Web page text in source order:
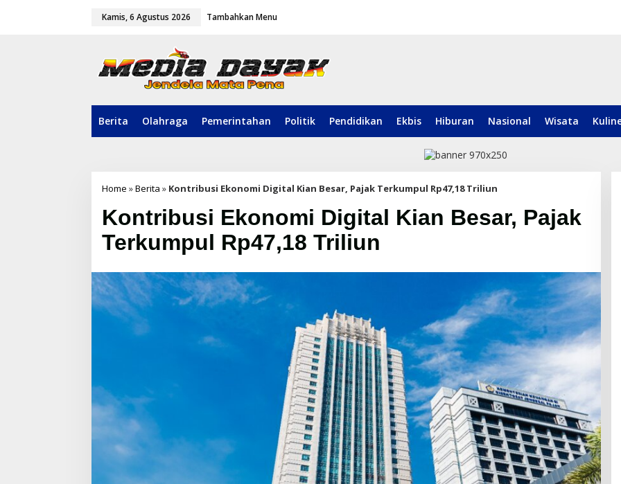
Kamis, 6 Agustus 2026 Tambahkan Menu
Berita Olahraga Pemerintahan Politik Pendidikan Ekbis Hiburan Nasional Wisata
Home »Berita » Kontribusi Ekonomi Digital Kian Besar, Pajak Terkumpul Rp47,18 Triliun
Kontribusi Ekonomi Digital Kian Besar, Pajak
Terkumpul Rp47,18 Triliun